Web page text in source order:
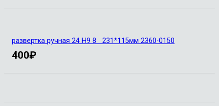
развертка ручная 24 Н9 8 231*115мм 2360-0150
400₽